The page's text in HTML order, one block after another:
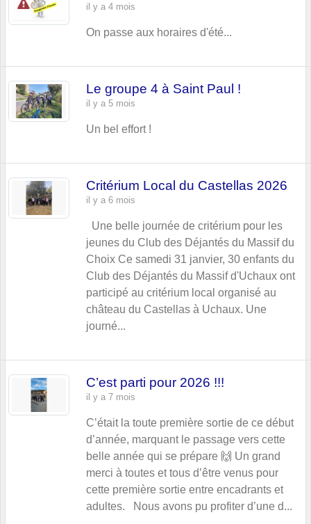
il y a 4 mois
On passe aux horaires d'été...
Le groupe 4 à Saint Paul !
il y a 5 mois
Un bel effort !
Critérium Local du Castellas 2026
il y a 6 mois
Une belle journée de critérium pour les
jeunes du Club des Déjantés du Massif du
Choix Ce samedi 31 janvier, 30 enfants du
Club des Déjantés du Massif d'Uchaux ont
participé au critérium local organisé au
château du Castellas à Uchaux. Une
journé...
C’est parti pour 2026 !!!
il y a 7 mois
C’était la toute première sortie de ce début
d’année, marquant le passage vers cette
belle année qui se prépare 🙌 Un grand
merci à toutes et tous d’être venus pour
cette première sortie entre encadrants et
adultes. Nous avons pu profiter d’une d...